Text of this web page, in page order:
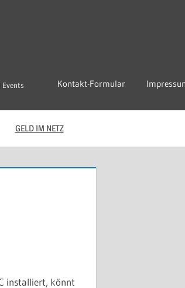
Events Kontakt-Formular
GELD IM NETZ
installiert, könnt